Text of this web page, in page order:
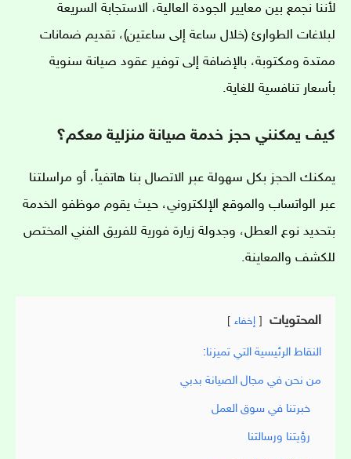
لأننا نجمع بين معايير الجودة العالية، الاستجابة السريعة
لبلاغات الطوارئ (خلال ساعة إلى ساعتين)، تقديم ضمانات
ممتدة ومكتوبة، بالإضافة إلى توفير عقود صيانة سنوية
بأسعار تنافسية للغاية.
كيف يمكنني حجز خدمة صيانة منزلية معكم؟
يمكنك الحجز بكل سهولة عبر الاتصال بنا هاتفياً، أو مراسلتنا
عبر الواتساب والموقع الإلكتروني، حيث يقوم موظفو الخدمة
بتحديد نوع العطل، وجدولة زيارة فورية للفريق الفني المختص
للكشف والمعاينة.
المحتويات إخفاء
النقاط الرئيسية التي تميزنا:
من نحن في مجال الصيانة بدبي
خبرتنا في سوق العمل
رؤيتنا ورسالتنا